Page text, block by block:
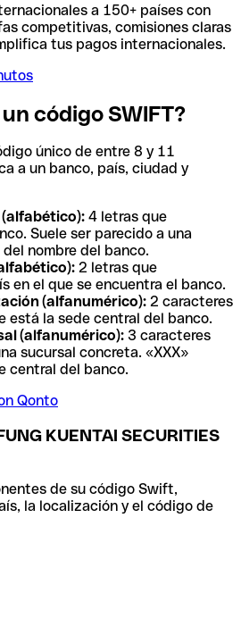
a 150+ países con
competitivas, comisiones claras
tus pagos internacionales.
código SWIFT?
único de entre 8 y 11
a un banco, país, ciudad y
4 letras que
Suele ser parecido a una
nombre del banco.
2 letras que
en el que se encuentra el banco.
(alfanumérico): 2 caracteres
está la sede central del banco.
(alfanumérico): 3 caracteres
sucursal concreta. «XXX»
central del banco.
Qonto
KUENTAI SECURITIES
de su código Swift,
la localización y el código de